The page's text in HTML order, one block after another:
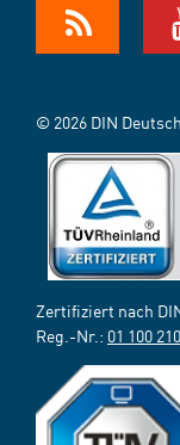
© 2026 DIN
Zertifiziert nach
Reg.-Nr.: 01 100